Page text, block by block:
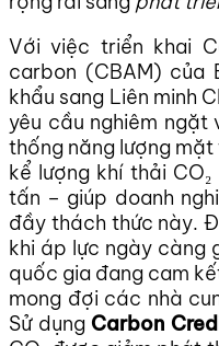
Với việc triển khai
carbon (CBAM) của
khẩu sang Liên minh
yêu cầu nghiêm
thống năng lượng
kể lượng khí thải
tấn – giúp doanh
đầy thách thức này.
khi áp lực ngày
quốc gia đang cam
mong đợi các nhà
Sử dụng Carbon